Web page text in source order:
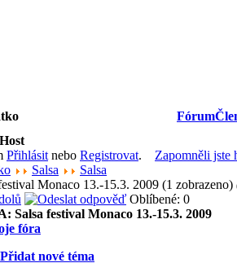
Fórum
Host
Přihlásit nebo Registrovat. Zapomněli jste
Salsa
Salsa
Monaco 13.-15.3. 2009 (1 zobrazeno)
Oblíbené: 0
Salsa festival Monaco 13.-15.3. 2009
fóra
Přidat nové téma